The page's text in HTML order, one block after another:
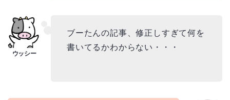
ブーたんの記事、修正しすぎて何を
書いてるかわからない・・・